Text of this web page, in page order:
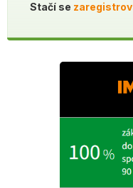
Stačí se